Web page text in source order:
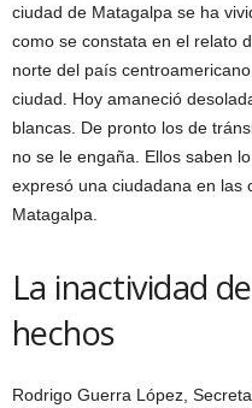
ciudad de Matagalpa se ha
como se constata en el relato
norte del país
ciudad. Hoy amaneció
blancas. De pronto los de
no se le engaña. Ellos saben
expresó una ciudadana en las
Matagalpa.
La inactividad
hechos
Rodrigo Guerra López,